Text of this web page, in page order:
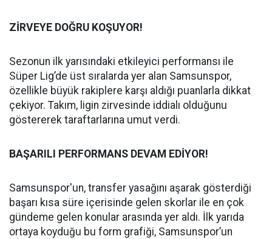
ZİRVEYE DOĞRU KOŞUYOR!
Sezonun ilk yarısındaki etkileyici performansı ile
Süper Lig’de üst sıralarda yer alan Samsunspor,
özellikle büyük rakiplere karşı aldığı puanlarla dikkat
çekiyor. Takım, ligin zirvesinde iddialı olduğunu
göstererek taraftarlarına umut verdi.
BAŞARILI PERFORMANS DEVAM EDİYOR!
Samsunspor'un, transfer yasağını aşarak gösterdiği
başarı kısa süre içerisinde gelen skorlar ile en çok
gündeme gelen konular arasında yer aldı. İlk yarıda
ortaya koyduğu bu form grafiği, Samsunspor’un